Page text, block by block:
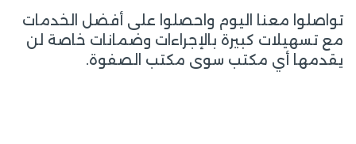
تواصلوا معنا اليوم واحصلوا على أفضل الخدمات
مع تسهيلات كبيرة بالإجراءات وضمانات خاصة لن
يقدمها أي مكتب سوى مكتب الصفوة.